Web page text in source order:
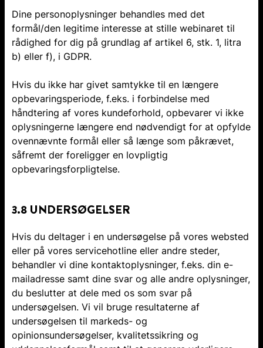
Dine personoplysninger behandles med det
formål/den legitime interesse at stille webinaret til
rådighed for dig på grundlag af artikel 6, stk. 1, litra
b) eller f), i GDPR.
Hvis du ikke har givet samtykke til en længere
opbevaringsperiode, f.eks. i forbindelse med
håndtering af vores kundeforhold, opbevarer vi ikke
oplysningerne længere end nødvendigt for at opfylde
ovennævnte formål eller så længe som påkrævet,
såfremt der foreligger en lovpligtig
opbevaringsforpligtelse.
3.8 UNDERSØGELSER
Hvis du deltager i en undersøgelse på vores websted
eller på vores servicehotline eller andre steder,
behandler vi dine kontaktoplysninger, f.eks. din e-
mailadresse samt dine svar og alle andre oplysninger,
du beslutter at dele med os som svar på
undersøgelsen. Vi vil bruge resultaterne af
undersøgelsen til markeds- og
opinionsundersøgelser, kvalitetssikring og